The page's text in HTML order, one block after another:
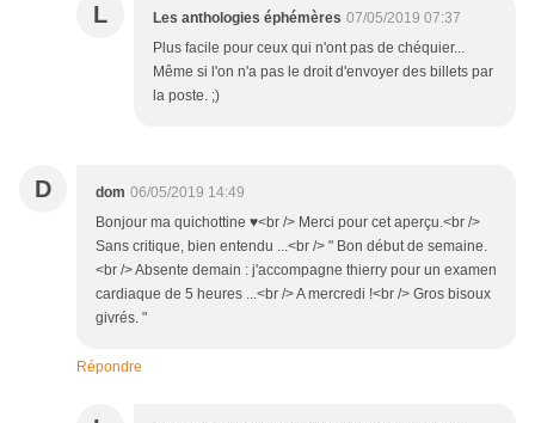
L Les anthologies éphémères 07/05/2019 07:37
Plus facile pour ceux qui n'ont pas de chéquier...
Même si l'on n'a pas le droit d'envoyer des billets par
la poste. ;)
D dom 06/05/2019 14:49
Bonjour ma quichottine ♥<br /> Merci pour cet aperçu.<br />
Sans critique, bien entendu ...<br /> " Bon début de semaine.
<br /> Absente demain : j'accompagne thierry pour un examen
cardiaque de 5 heures ...<br /> A mercredi !<br /> Gros bisoux
givrés. "
Répondre